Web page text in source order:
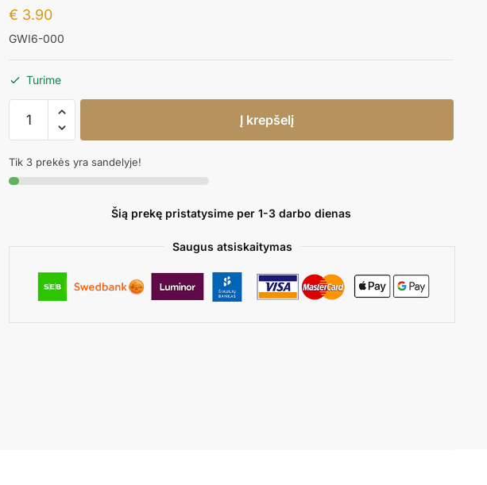
€ 3.90
GWI6-000
Turime
produkto
kiekis:
švilpukas
MIX
Į krepšelį
Tik 3 prekės yra sandelyje!
Šią prekę pristatysime per 1-3 darbo dienas
Saugus atsiskaitymas